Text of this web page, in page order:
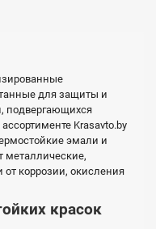
для защиты и
подвергающихся
Krasavto.by
эмали и
металлические,
коррозии, окисления
красок